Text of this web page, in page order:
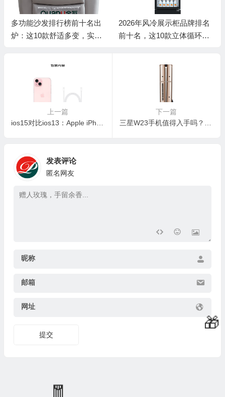
发排行榜前十名出
款舒适多变，实用
2026年风冷展示柜品牌排名
前十名，这10款立体循环制
2026年
踩雷？
上一篇
下一篇
发表评论
匿名网友
昵称
邮箱
网址
提交